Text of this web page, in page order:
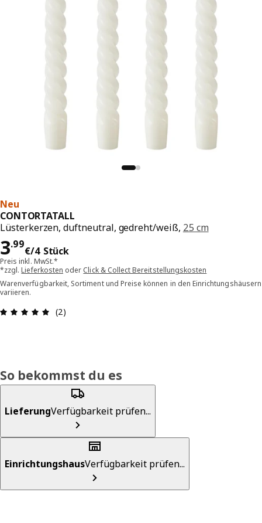
Neu
CONTORTATALL
Lüsterkerzen, duftneutral, gedreht/weiß, 25 cm
3.99
€/4 Stück
Preis 3.99€/4 Stück
Preis inkl. MwSt.*
*zzgl.Lieferkosten oder Click & Collect Bereitstellungskosten
Warenverfügbarkeit, Sortiment und Preise können in den Einrichtungshäusern
variieren.
Bewertung: 5 von 5 Sterne Alle Bewertungen: 2
(2)
So bekommst du es
LieferungVerfügbarkeit prüfen...
EinrichtungshausVerfügbarkeit prüfen...